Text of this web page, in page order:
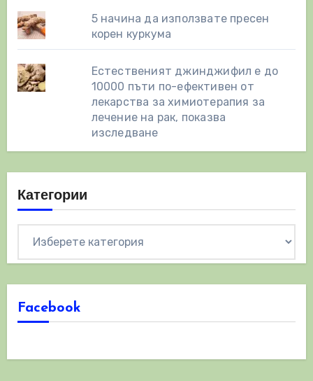
5 начина да използвате пресен
корен куркума
Естественият джинджифил е до
10000 пъти по-ефективен от
лекарства за химиотерапия за
лечение на рак, показва
изследване
Категории
Facebook